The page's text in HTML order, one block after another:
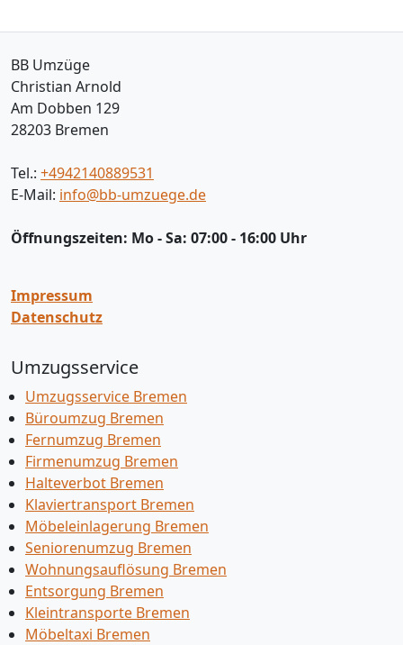
BB Umzüge
Christian Arnold
Am Dobben 129
28203 Bremen
Tel.: +4942140889531
E-Mail: info@bb-umzuege.de
Öffnungszeiten: Mo - Sa: 07:00 - 16:00 Uhr
Impressum
Datenschutz
Umzugsservice
Umzugsservice Bremen
Büroumzug Bremen
Fernumzug Bremen
Firmenumzug Bremen
Halteverbot Bremen
Klaviertransport Bremen
Möbeleinlagerung Bremen
Seniorenumzug Bremen
Wohnungsauflösung Bremen
Entsorgung Bremen
Kleintransporte Bremen
Möbeltaxi Bremen